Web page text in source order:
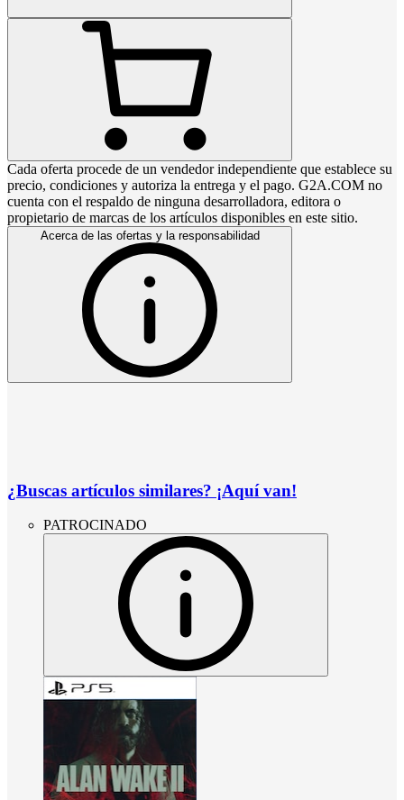
Cada oferta procede de un vendedor independiente que establece su
precio, condiciones y autoriza la entrega y el pago. G2A.COM no
cuenta con el respaldo de ninguna desarrolladora, editora o
propietario de marcas de los artículos disponibles en este sitio.
Acerca de las ofertas y la responsabilidad
¿Buscas artículos similares? ¡Aquí van!
PATROCINADO